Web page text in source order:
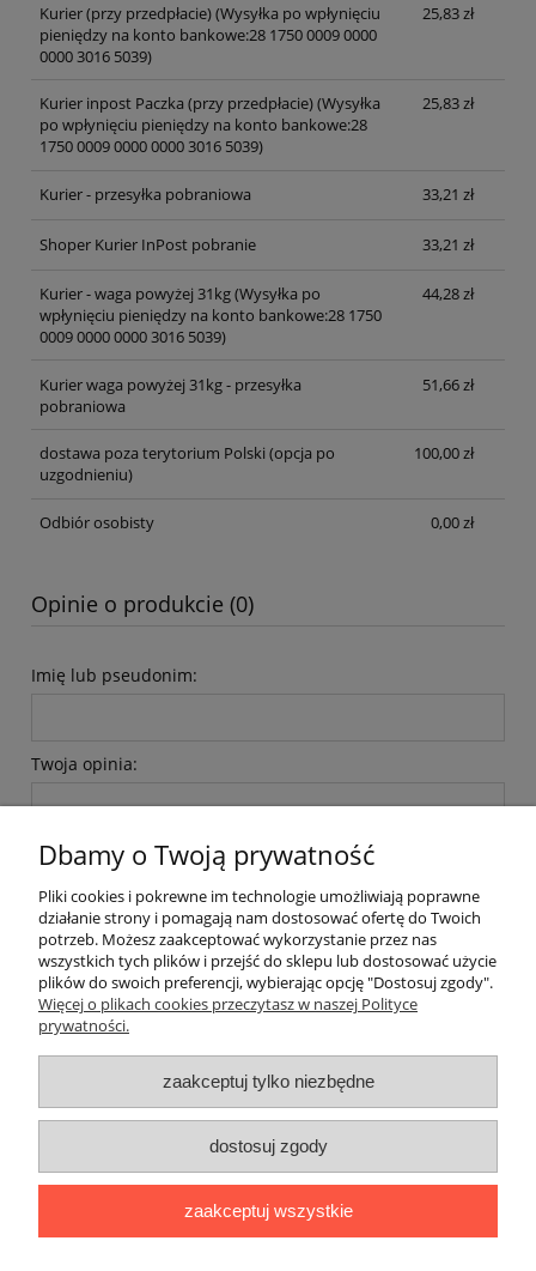
Kurier (przy przedpłacie)(Wysyłka po wpłynięciu
pieniędzy na konto bankowe:28 1750 0009 0000
0000 3016 5039)
25,83 zł
Kurier inpost Paczka (przy przedpłacie)(Wysyłka
po wpłynięciu pieniędzy na konto bankowe:28
1750 0009 0000 0000 3016 5039)
25,83 zł
Kurier - przesyłka pobraniowa 33,21 zł
Shoper Kurier InPost pobranie 33,21 zł
Kurier - waga powyżej 31kg(Wysyłka po
wpłynięciu pieniędzy na konto bankowe:28 1750
0009 0000 0000 3016 5039)
44,28 zł
Kurier waga powyżej 31kg - przesyłka
pobraniowa
51,66 zł
dostawa poza terytorium Polski (opcja po
uzgodnieniu)
100,00 zł
Odbiór osobisty 0,00 zł
Opinie o produkcie (0)
Imię lub pseudonim:
Twoja opinia:
Inteligentny dom ( POCKET HOME )
Promocje i transport gratis
Automatyka NOVATEK
Polityka prywatności
Zwroty i reklamacje
Promocyjne Ceny|Wiklinowa 24, 21-010 Łęczna (woj. lubelskie)|
Dbamy o Twoją prywatność
Pliki cookies i pokrewne im technologie umożliwiają poprawne
działanie strony i pomagają nam dostosować ofertę do Twoich
potrzeb. Możesz zaakceptować wykorzystanie przez nas
wszystkich tych plików i przejść do sklepu lub dostosować użycie
plików do swoich preferencji, wybierając opcję "Dostosuj zgody".
Więcej o plikach cookies przeczytasz w naszej Polityce
prywatności.
zaakceptuj tylko niezbędne
dostosuj zgody
zaakceptuj wszystkie